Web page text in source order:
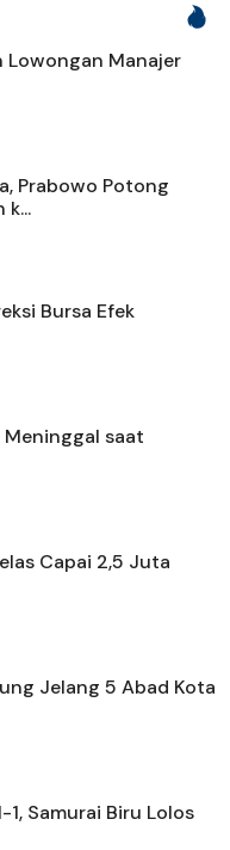
Lowongan Manajer
Prabowo Potong
k...
Bursa Efek
Meninggal saat
Capai 2,5 Juta
Jelang 5 Abad Kota
1, Samurai Biru Lolos